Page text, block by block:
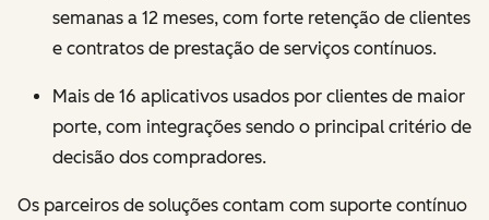
semanas a 12 meses, com forte retenção de clientes
e contratos de prestação de serviços contínuos.
Mais de 16 aplicativos usados por clientes de maior
porte, com integrações sendo o principal critério de
decisão dos compradores.
Os parceiros de soluções contam com suporte contínuo